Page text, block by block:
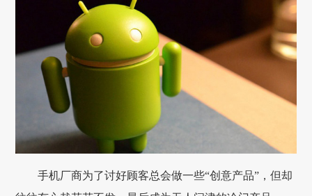
手机厂商为了讨好顾客总会做一些“创意产品”，但却